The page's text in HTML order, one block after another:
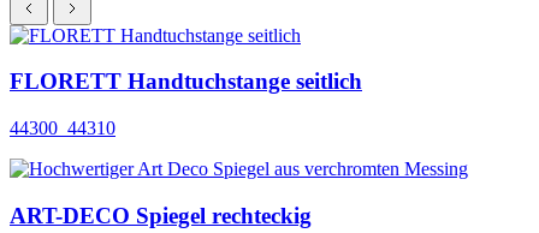
FLORETT Handtuchstange seitlich
44300_44310
ART-DECO Spiegel rechteckig